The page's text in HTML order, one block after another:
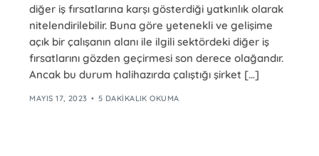
diğer iş fırsatlarına karşı gösterdiği yatkınlık olarak
nitelendirilebilir. Buna göre yetenekli ve gelişime
açık bir çalışanın alanı ile ilgili sektördeki diğer iş
fırsatlarını gözden geçirmesi son derece olağandır.
Ancak bu durum halihazırda çalıştığı şirket […]
MAYIS 17, 2023 5 DAKIKALIK OKUMA